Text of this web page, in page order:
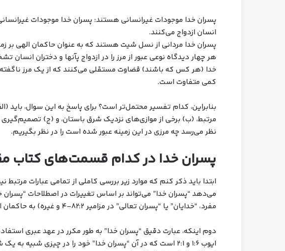
پسران خدا موجودات غیرانسانی هستند: پسران خدا موجودات
انسان ازدواج می‌کنند.
پسران خدا مردانی از نسل شیت هستند که به عنوان حاکمان الهی بر
هر چهار دیدگاه نوعی عبور از مرز را در ازدواج پآنها و دختران
خدا (هر کس که باشند) قضاوت مستقلی می‌کنند که از یک مرز
کمی متفاوت است.
بنابراین، کدام تفسیر محتمل‌تر است؟ برای پاسخ به این سوال، باید
مرتبط، (ب) برخی از موازی‌های نزدیک شرق باستان، و (ج)
نظر می‌رسد چه مرزی در این زمینه عبور شده است را در نظر بگیریم.
پسران خدا در کدام قسمت‌های کتاب
ابتدا باید ذکر کنم که موارد زیر بررسی کاملی از تمامی عبارات
می‌دهد “پسران خدا” می‌تواند بر اساس تغییرات در اصطلاحات “پسران
مفرد، “خدایان” یا “پسران تعالی” در مزامیر ۸۲:۲-۴ و غیره) به حاکمان انسانی نیز اشاره داشته باشد.
دوم اینکه، عبارت دقیق “پسران خدا” به طور مکرر در عهد عبری
ایوب ۱:۶ و ۲:۱ است که در آن “پسران خدا” خود را در چیزی شبیه